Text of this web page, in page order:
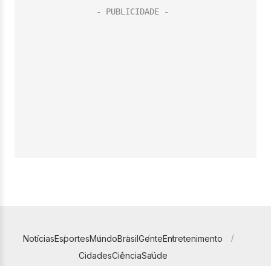
NotíciasEsportesMundoBrasilGenteEntretenimento
CidadesCiênciaSaúde